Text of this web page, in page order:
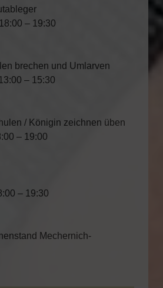
– 19:30
brechen und Umlarven
– 15:30
/ Königin zeichnen üben
– 19:00
– 19:30
Mechernich-